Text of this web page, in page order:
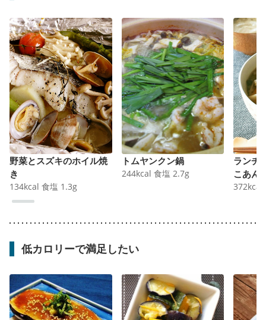
野菜とスズキのホイル焼
き
134kcal 食塩 1.3g
トムヤンクン鍋
244kcal 食塩 2.7g
ランチ
こあん
372kcal
低カロリーで満足したい